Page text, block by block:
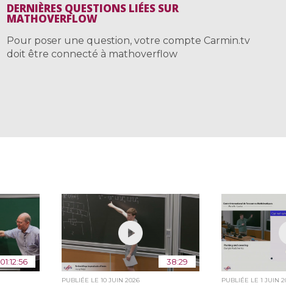
DERNIÈRES QUESTIONS LIÉES SUR
MATHOVERFLOW
Pour poser une question, votre compte Carmin.tv
doit être connecté à mathoverflow
01:12:56 38:29
PUBLIÉE LE 10 JUIN 2026 PUBLIÉE LE1 JUIN